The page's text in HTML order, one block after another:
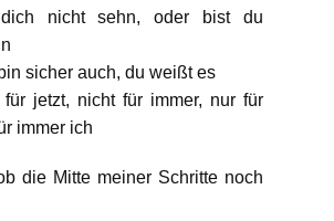
nicht sehn, oder bist du
sicher auch, du weißt es
für jetzt, nicht für immer, nur für
immer ich
die Mitte meiner Schritte noch